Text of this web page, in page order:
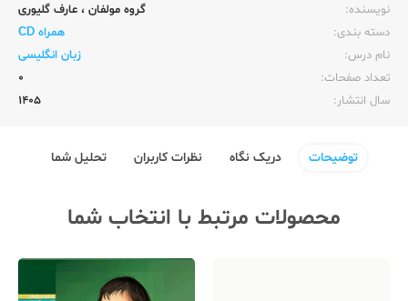
نویسنده:‌
گروه مولفان ، عارف گلیوری
دسته بندی:
همراه CD
نام درس:
زبان انگلیسی
تعداد صفحات:‌
0
سال انتشار:‌
1405
توضیحات دریک نگاه نظرات کاربران تحلیل شما
محصولات مرتبط با انتخاب شما